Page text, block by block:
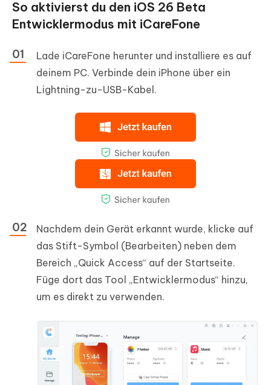
So aktivierst du den iOS 26 Beta
Entwicklermodus mit iCareFone
Lade iCareFone herunter und installiere es auf
deinem PC. Verbinde dein iPhone über ein
Lightning-zu-USB-Kabel.
Nachdem dein Gerät erkannt wurde, klicke auf
das Stift-Symbol (Bearbeiten) neben dem
Bereich „Quick Access“ auf der Startseite.
Füge dort das Tool „Entwicklermodus“ hinzu,
um es direkt zu verwenden.